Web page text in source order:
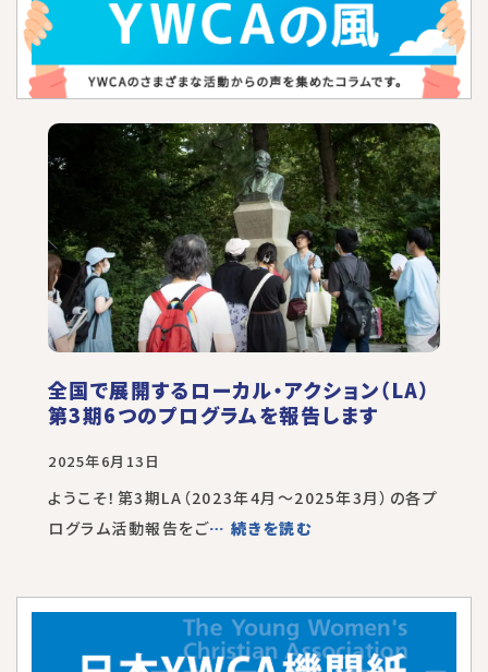
全国で展開するローカル・アクション（LA）
第3期6つのプログラムを報告します
2025年6月13日
ようこそ！第3期LA（2023年4月～2025年3月）の各プ
ログラム活動報告をご… 続きを読む